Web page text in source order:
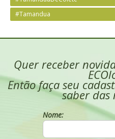
#Tamandua
Quer receber
Então faça seu
saber das
Nome: